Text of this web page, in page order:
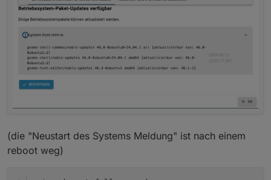
(die "Neustart des Systems Meldung" ist nach einem
reboot weg)